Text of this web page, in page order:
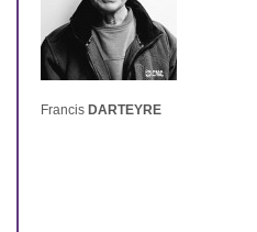
Francis DARTEYRE